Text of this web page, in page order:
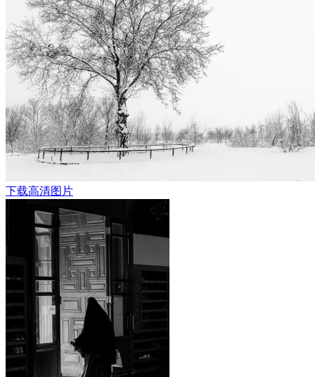
下载高清图片